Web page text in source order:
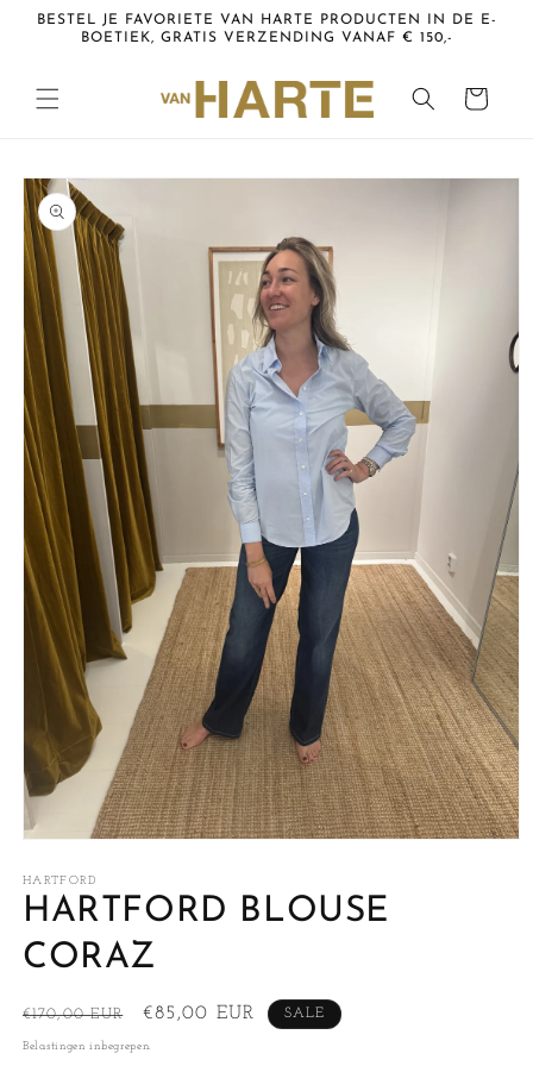
naar de
content
BESTEL JE FAVORIETE VAN HARTE PRODUCTEN IN DE E-
BOETIEK, GRATIS VERZENDING VANAF € 150,-
Winkelwagen
direct naar
openen
in
modaal
HARTFORD
HARTFORD BLOUSE
CORAZ
Normale
prijs
€170,00 EUR Aanbiedingsprijs
€85,00 EUR SALE
Belastingen inbegrepen.